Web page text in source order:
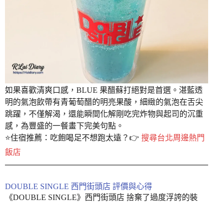
如果喜歡清爽口感，BLUE 果醋蘇打絕對是首選。湛藍透
明的氣泡飲帶有青葡萄醋的明亮果酸，細緻的氣泡在舌尖
跳躍，不僅解渴，還能瞬間化解剛吃完炸物與起司的沉重
感，為豐盛的一餐畫下完美句點。
⭐️住宿推薦：吃飽喝足不想跑太遠？👉 搜尋台北周邊熱門
飯店
DOUBLE SINGLE 西門街頭店 評價與心得
《DOUBLE SINGLE》西門街頭店 捨棄了過度浮誇的裝